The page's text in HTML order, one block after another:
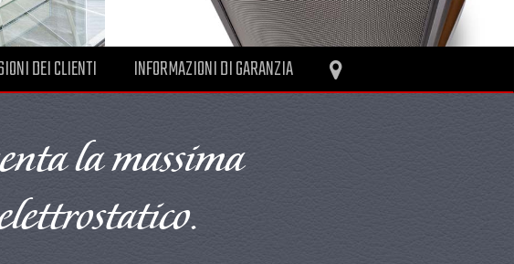
DEI CLIENTI INFORMAZIONI DI GARANZIA
la massima